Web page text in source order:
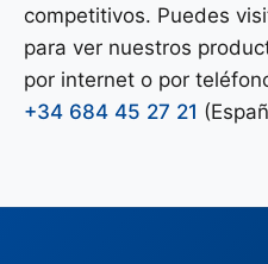
competitivos. Puedes
para ver nuestros
por internet o por
+34 684 45 27 21